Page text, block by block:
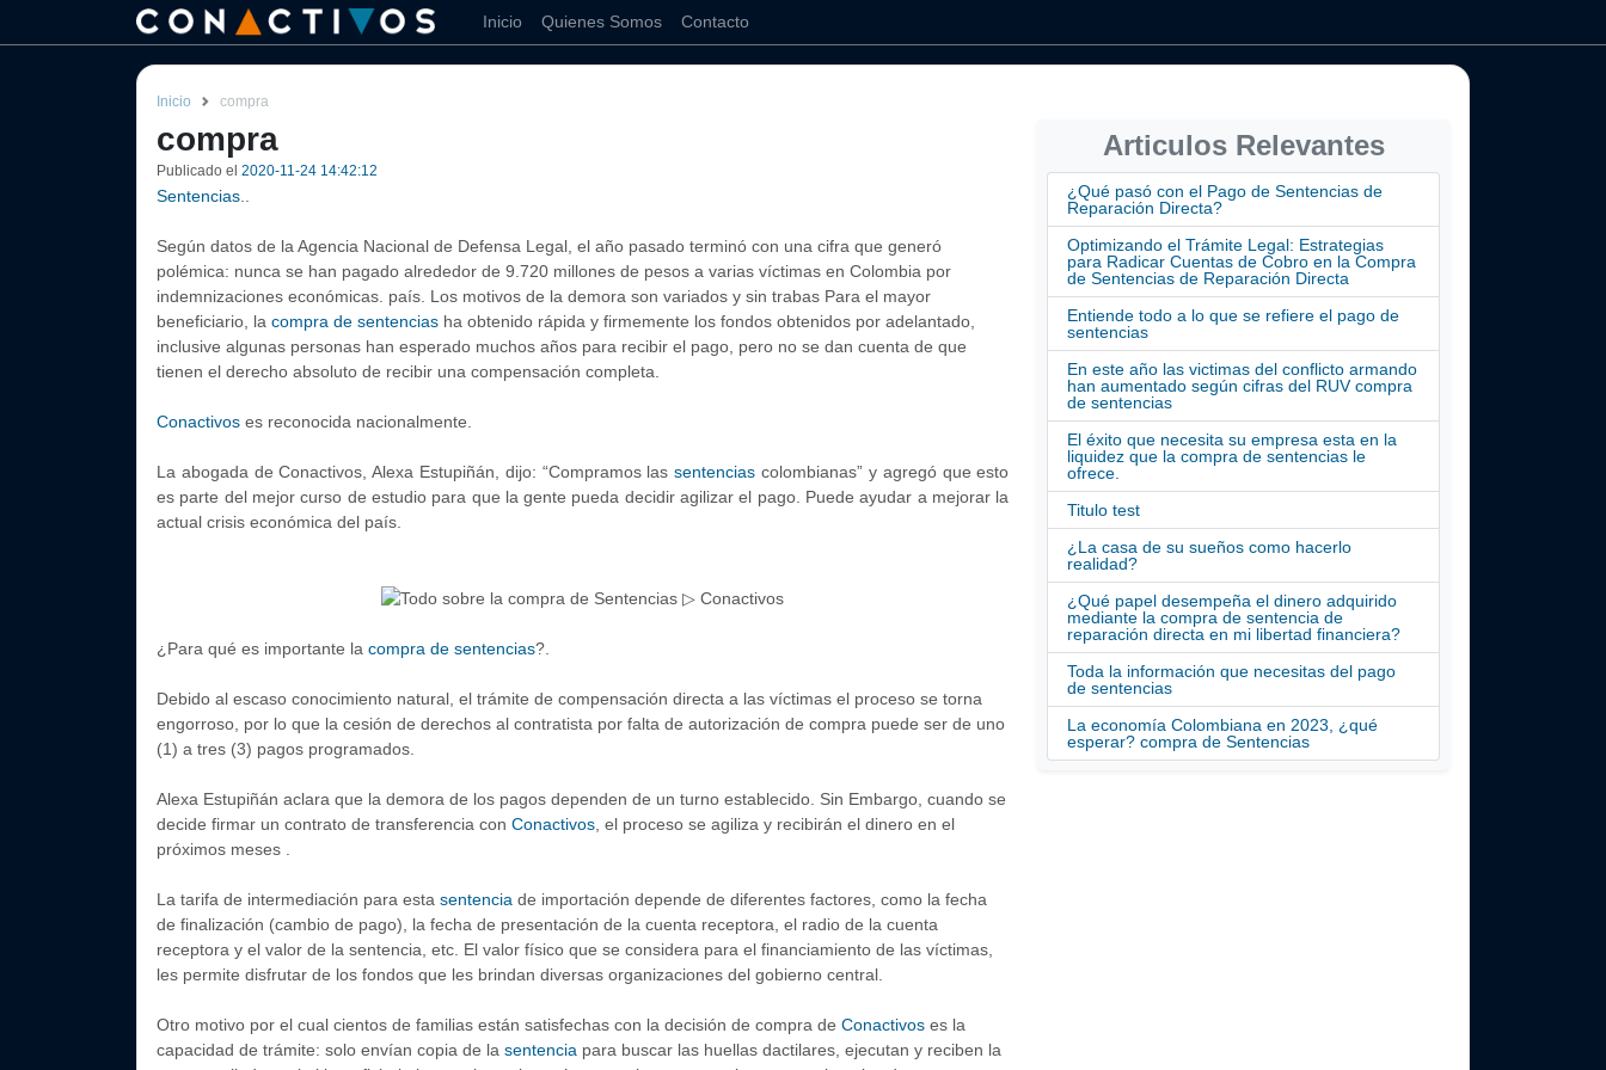
Inicio Quienes Somos Contacto
Inicio compra
compra
Publicado el 2020-11-24 14:42:12
Sentencias
Según datos de la Agencia Nacional de Defensa Legal, el año pasado terminó con una cifra que generó
polémica: nunca se han pagado alrededor de 9.720 millones de pesos a varias víctimas en Colombia por
indemnizaciones económicas. país. Los motivos de la demora son variados y sin trabas Para el mayor
beneficiario, la compra de sentencias ha obtenido rápida y firmemente los fondos obtenidos por adelantado,
inclusive algunas personas han esperado muchos años para recibir el pago, pero no se dan cuenta de que
tienen el derecho absoluto de recibir una compensación completa.
Conactivos es reconocida nacionalmente.
La abogada de Conactivos, Alexa Estupiñán, dijo: “Compramos lassentenciascolombianas” y agregó que esto
es parte del mejor curso de estudio para que la gente pueda decidir agilizar el pago. Puede ayudar a mejorar la
actual crisis económica del país.
¿Para qué es importante la compra de sentencias?.
Debido al escaso conocimiento natural, el trámite de compensación directa a las víctimas el proceso se torna
engorroso, por lo que la cesión de derechos al contratista por falta de autorización de compra puede ser de uno
(1) a tres (3) pagos programados.
Alexa Estupiñán aclara que la demora de los pagos dependen de un turno establecido. Sin Embargo, cuando se
decide firmar un contrato de transferencia con Conactivos , el proceso se agiliza y recibirán el dinero en el
próximos meses .
La tarifa de intermediación para esta sentencia de importación depende de diferentes factores, como la fecha
de finalización (cambio de pago), la fecha de presentación de la cuenta receptora, el radio de la cuenta
receptora y el valor de la sentencia, etc. El valor físico que se considera para el financiamiento de las víctimas,
les permite disfrutar de los fondos que les brindan diversas organizaciones del gobierno central.
Otro motivo por el cual cientos de familias están satisfechas con la decisión de compra de Conactivos es la
capacidad de trámite: solo envían copia de la sentencia para buscar las huellas dactilares, ejecutan y reciben la
Articulos Relevantes
¿Qué pasó con el Pago de Sentencias de
Reparación Directa?
Optimizando el Trámite Legal: Estrategias
para Radicar Cuentas de Cobro en la Compra
de Sentencias de Reparación Directa
Entiende todo a lo que se refiere el pago de
sentencias
En este año las victimas del conflicto armando
han aumentado según cifras del RUV compra
de sentencias
El éxito que necesita su empresa esta en la
liquidez que la compra de sentencias le
ofrece.
Titulo test
¿La casa de su sueños como hacerlo
realidad?
¿Qué papel desempeña el dinero adquirido
mediante la compra de sentencia de
reparación directa en mi libertad financiera?
Toda la información que necesitas del pago
de sentencias
La economía Colombiana en 2023, ¿qué
esperar? compra de Sentencias